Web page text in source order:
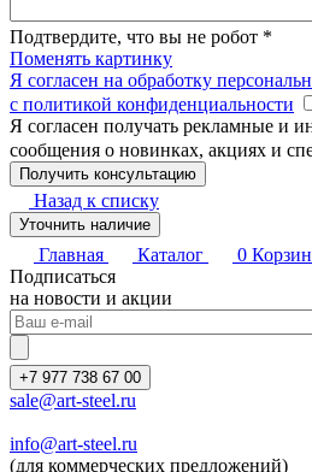
Подтвердите, что вы не робот *
Поменять картинку
Я согласен на обработку
с политикой конфиденциальности
Я согласен получать рекламные и
сообщения о новинках, акциях и
Назад к списку
Уточнить наличие
Главная Каталог 0
Подписаться
на новости и акции
+7 977 738 67 00
sale@art-steel.ru
info@art-steel.ru
(для коммерческих предложений)